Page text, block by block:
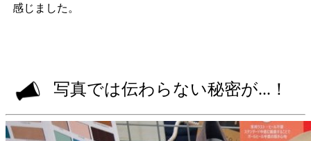
感じました。
写真では伝わらない秘密が...！